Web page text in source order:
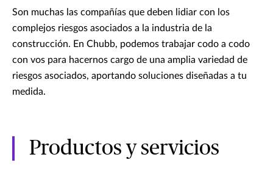
Son muchas las compañías que deben lidiar con los
complejos riesgos asociados a la industria de la
construcción. En Chubb, podemos trabajar codo a codo
con vos para hacernos cargo de una amplia variedad de
riesgos asociados, aportando soluciones diseñadas a tu
medida.
Productos y servicios